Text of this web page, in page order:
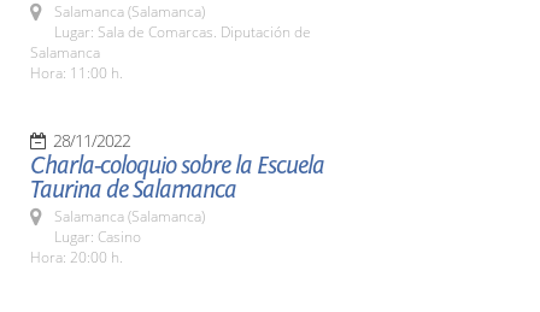
Salamanca (Salamanca)
Lugar: Sala de Comarcas. Diputación de
Salamanca
Hora: 11:00 h.
28/11/2022
Charla-coloquio sobre la Escuela
Taurina de Salamanca
Salamanca (Salamanca)
Lugar: Casino
Hora: 20:00 h.